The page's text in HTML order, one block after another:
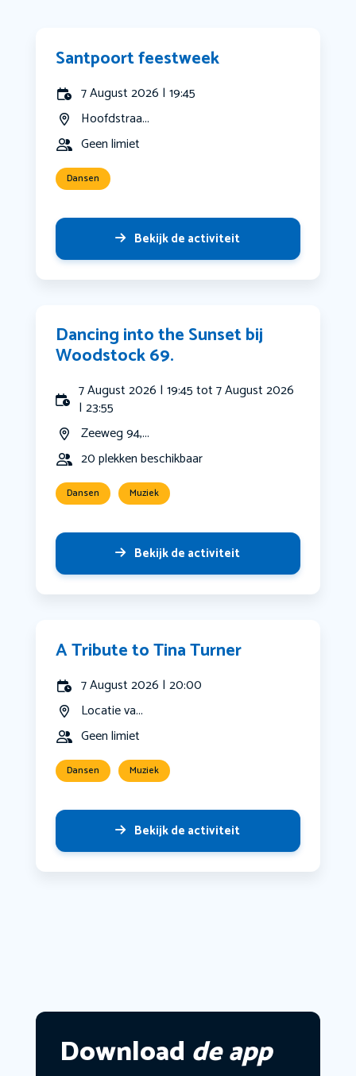
Santpoort feestweek
7 August 2026 | 19:45
Hoofdstraa...
Geen limiet
Dansen
Bekijk de activiteit
Dancing into the Sunset bij
Woodstock 69.
7 August 2026 | 19:45 tot 7 August 2026
| 23:55
Zeeweg 94,...
20 plekken beschikbaar
Dansen Muziek
Bekijk de activiteit
A Tribute to Tina Turner
7 August 2026 | 20:00
Locatie va...
Geen limiet
Dansen Muziek
Bekijk de activiteit
Download de app